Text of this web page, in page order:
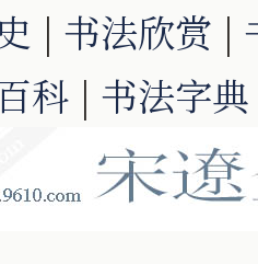
| 书法欣赏 |
科 | 书法字典